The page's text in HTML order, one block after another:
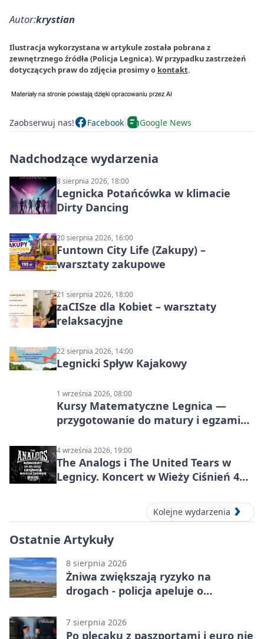
Autor:krystian
Ilustracja wykorzystana w artykule została pobrana z
zewnętrznego źródła (Policja Legnica). W przypadku zastrzeżeń
dotyczących praw do zdjęcia prosimy o kontakt.
Zaobserwuj nas! Facebook Google News
Nadchodzące wydarzenia
8 sierpnia 2026, 18:00
Legnicka Potańcówka w klimacie
Dirty Dancing
20 sierpnia 2026, 16:00
Funtown City Life (Zakupy) –
warsztaty zakupowe
21 sierpnia 2026, 18:00
zaCISze dla Kobiet – warsztaty
relaksacyjne
22 sierpnia 2026, 14:00
Legnicki Spływ Kajakowy
1 września 2026, 08:00
Kursy Matematyczne Legnica —
przygotowanie do matury i egzaminu
4 września 2026, 19:00
The Analogs i The United Tears w
Legnicy. Koncert w Wieży Ciśnień 4
Kolejne wydarzenia
Ostatnie Artykuły
8 sierpnia 2026
Żniwa zwiększają ryzyko na
drogach - policja apeluje o
7 sierpnia 2026
Po plecaku z paszportami i euro nie